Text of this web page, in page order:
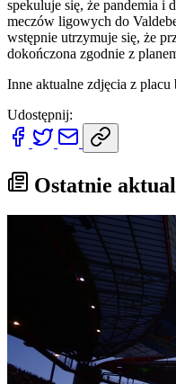
spekuluje się, że pandemia i
meczów ligowych do
wstępnie utrzymuje się, że
dokończona zgodnie z
Inne aktualne zdjęcia z
Udostępnij:
Ostatnie